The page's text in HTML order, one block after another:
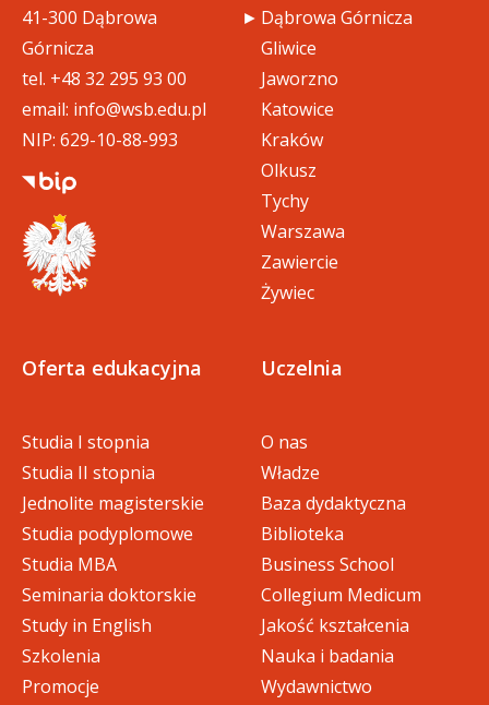
41-300 Dąbrowa
Górnicza
tel. +48 32 295 93 00
email: info@wsb.edu.pl
NIP: 629-10-88-993
Dąbrowa Górnicza
Gliwice
Jaworzno
Katowice
Kraków
Olkusz
Tychy
Warszawa
Zawiercie
Żywiec
Oferta edukacyjna
Studia I stopnia
Studia II stopnia
Jednolite magisterskie
Studia podyplomowe
Studia MBA
Seminaria doktorskie
Study in English
Szkolenia
Promocje
Uczelnia
O nas
Władze
Baza dydaktyczna
Biblioteka
Business School
Collegium Medicum
Jakość kształcenia
Nauka i badania
Wydawnictwo